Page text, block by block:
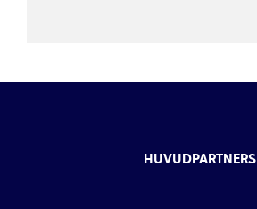
HUVUDPARTNERS